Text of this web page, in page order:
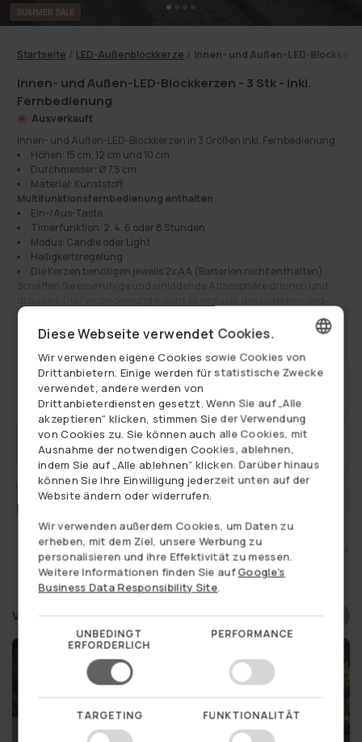
SUMMER SALE
Startseite / LED-Außenblockkerze / Innen- und Außen-LED-
Innen- und Außen-LED-Blockkerzen - 3 Stk - inkl.
Fernbedienung
Ausverkauft
Innen- und Außen-LED-Blockkerzen in 3 Größen inkl. Fernbedienung
Höhen: 15 cm, 12 cm und 10 cm
Durchmesser: Ø 7,5 cm
Material: Kunststoff
Multifunktionsfernbedienung enthalten
Ein-/Aus-Taste
Timerfunktion: 2, 4, 6 oder 8 Stunden
Modus: Candle oder Light
Helligkeitsregelung
Die Kerzen benötigen jeweils 2x AA (Batterien nicht enthalten)
Schaffen Sie eine ruhige und einladende Atmosphäre drinnen und
auszuschalten sowie anzupassen, und die drei Größen sorgen für eine
abwechslungsreiche Optik, egal ob Sie sie als Gruppe zusammenstellen
Sehen Sie alle unsere LED-LichterHIER
Alles anzeigen:
Ausverkauf,Dekoration
Laternen, LED Blockkerze,LED-Außenblockkerze, Licht und LED
Mehr anzeigen
Normaler
Preis
€43,95
Verkaufspreis
€27,95
2 Stück.
Spare 5%
3 Stück.
Spare 10%
€75,48
BENACHRICHTIGEN, WENN WIEDER AUF LAGER
Käuferschutz Versand nur 4,95€
Verwandte Produkte
DANISH
NORWEGIAN
SWEDISH
Diese Webseite verwendet Cookies.
Wir verwenden eigene Cookies sowie Cookies von
Drittanbietern. Einige werden für statistische Zwecke
verwendet, andere werden von
Drittanbieterdiensten gesetzt. Wenn Sie auf „Alle
akzeptieren“ klicken, stimmen Sie der Verwendung
von Cookies zu. Sie können auch alle Cookies, mit
Ausnahme der notwendigen Cookies, ablehnen,
indem Sie auf „Alle ablehnen“ klicken. Darüber hinaus
können Sie Ihre Einwilligung jederzeit unten auf der
Website ändern oder widerrufen.
Wir verwenden außerdem Cookies, um Daten zu
erheben, mit dem Ziel, unsere Werbung zu
personalisieren und ihre Effektivität zu messen.
Weitere Informationen finden Sie aufGoogle's
Business Data Responsibility Site.
UNBEDINGT
ERFORDERLICH
PERFORMANCE
TARGETING FUNKTIONALITÄT
Möchten Sie einen geheimen
Rabatt auf Ihren ersten Einkauf?